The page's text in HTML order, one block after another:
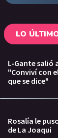
LO
L-Gante salió
"Conviví con
que se dice"
Rosalía le
de La Joaqui